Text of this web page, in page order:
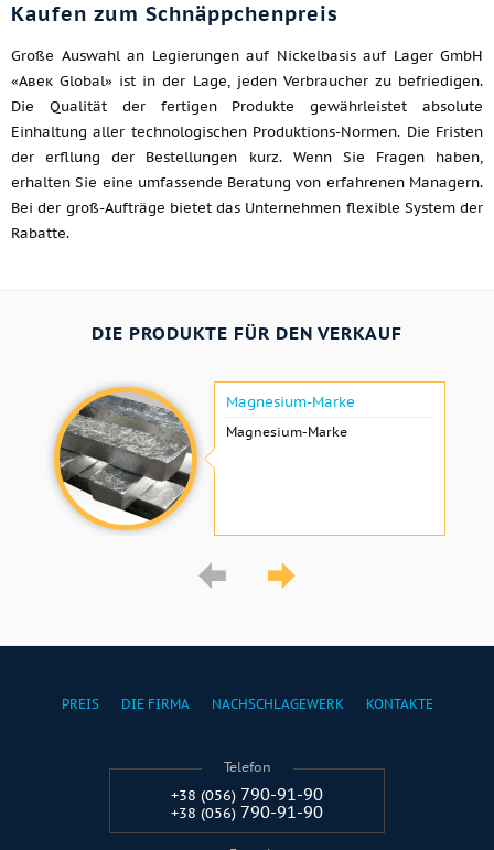
Kaufen zum Schnäppchenpreis
Große Auswahl an Legierungen auf Nickelbasis auf Lager GmbH
«Авек Global» ist in der Lage, jeden Verbraucher zu befriedigen.
Die Qualität der fertigen Produkte gewährleistet absolute
Einhaltung aller technologischen Produktions-Normen. Die Fristen
der erfllung der Bestellungen kurz. Wenn Sie Fragen haben,
erhalten Sie eine umfassende Beratung von erfahrenen Managern.
Bei der groß-Aufträge bietet das Unternehmen flexible System der
Rabatte.
DIE PRODUKTE FÜR DEN VERKAUF
Magnesium-Marke
Magnesium-Marke
PREIS DIE FIRMA NACHSCHLAGEWERK KONTAKTE
Telefon
+38 (056) 790-91-90
+38 (056) 790-91-90